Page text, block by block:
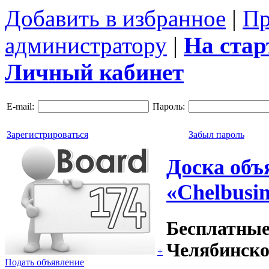
Добавить в избранное |
администратору | На
Личный кабинет
E-mail: Пароль:
Зарегистрироваться Забыл пароль
+
Подать объявление
Доска